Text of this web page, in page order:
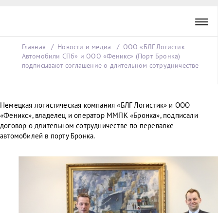
Главная Новости и медиа
ООО «БЛГ Логистик
Автомобили СПб» и ООО «Феникс» (Порт Бронка)
подписывают соглашение о длительном сотрудничестве
Немецкая логистическая компания «БЛГ Логистик» и ООО
«Феникс», владелец и оператор ММПК «Бронка», подписали
договор о длительном сотрудничестве по перевалке
автомобилей в порту Бронка.